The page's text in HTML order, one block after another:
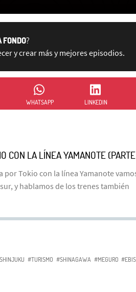
?
y crear más y mejores episodios.
WHATSAPP LINKEDIN
CON LA LÍNEA YAMANOTE
por Tokio con la línea Yamanote
y hablamos de los trenes también
#TURISMO #SHINAGAWA #MEGURO